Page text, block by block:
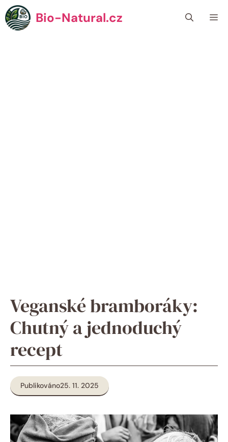
Přeskočit
na
obsah
Bio-Natural.cz
Veganské bramboráky:
Chutný a jednoduchý
recept
Publikováno25. 11. 2025